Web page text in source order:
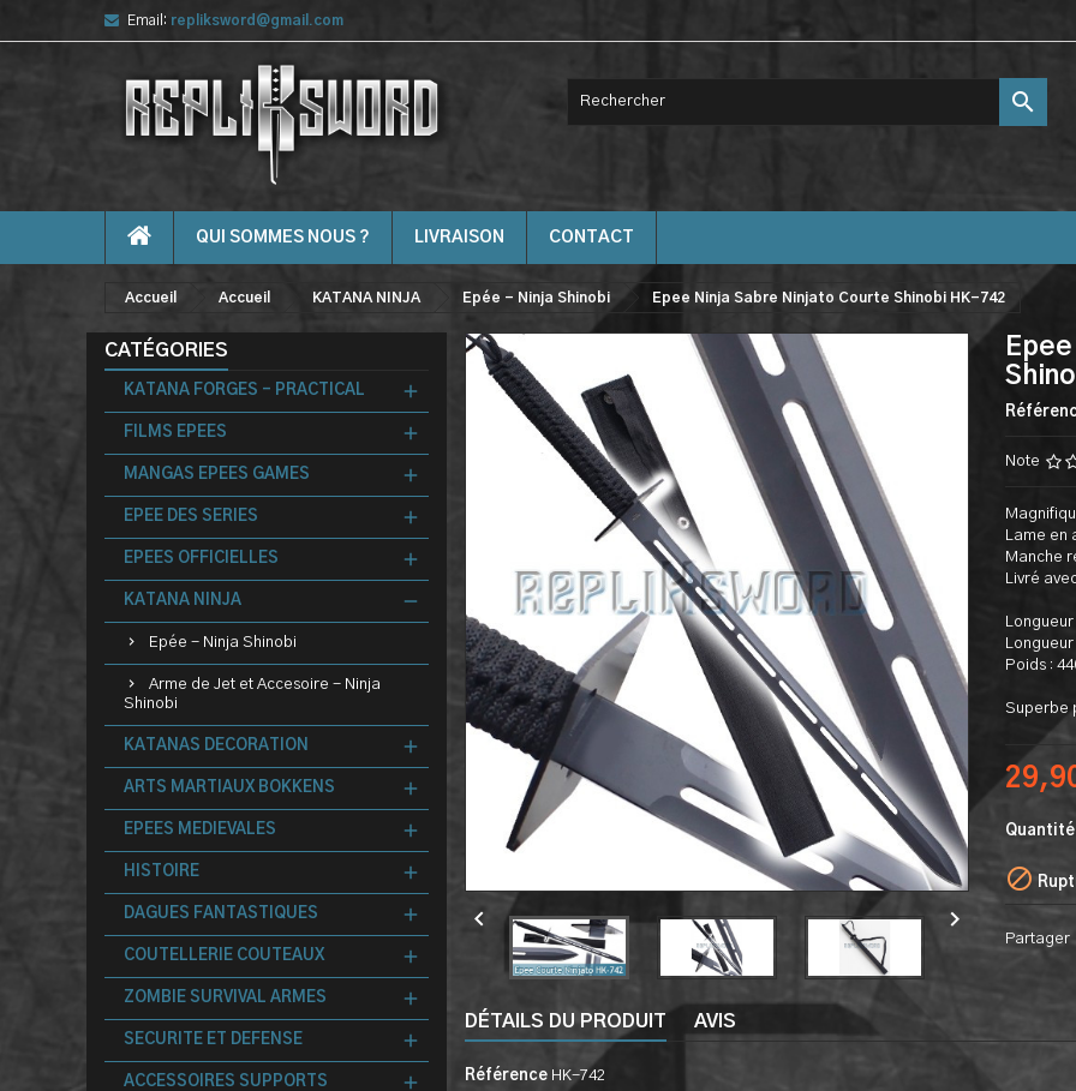
Email: repliksword@gmail.com

QUI SOMMES NOUS ? LIVRAISON CONTACT
Accueil Accueil KATANA NINJA Epée - Ninja Shinobi Epee Ninja Sabre Ninjato Courte Shinobi HK-742
CATÉGORIES
KATANA FORGES - PRACTICAL
FILMS EPEES
MANGAS EPEES GAMES
EPEE DES SERIES
EPEES OFFICIELLES
KATANA NINJA
Epée - Ninja Shinobi
Arme de Jet et Accesoire - Ninja
Shinobi
KATANAS DECORATION
ARTS MARTIAUX BOKKENS
EPEES MEDIEVALES
HISTOIRE
DAGUES FANTASTIQUES
COUTELLERIE COUTEAUX
ZOMBIE SURVIVAL ARMES
SECURITE ET DEFENSE
ACCESSOIRES SUPPORTS
 
Note
Lame en
Manche
Livré
Poids :
Superbe
Quantité

Partager
DÉTAILS DU PRODUIT AVIS
Référence HK-742